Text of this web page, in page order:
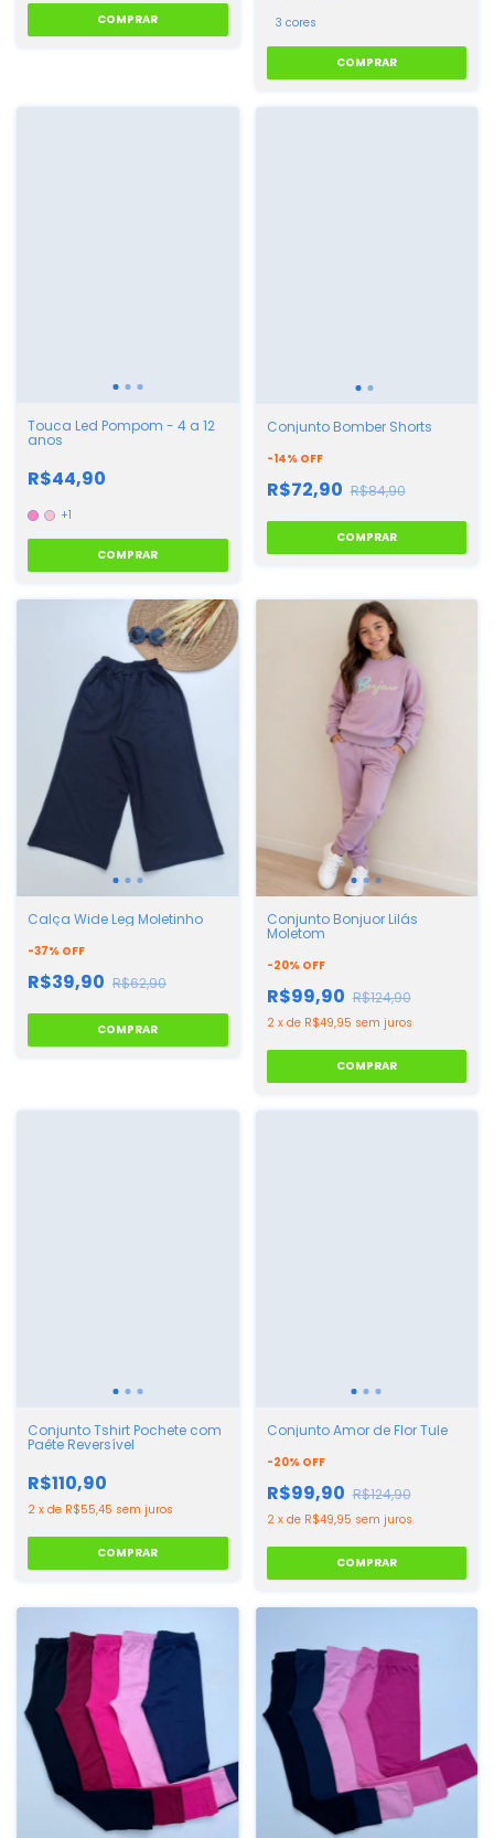
COMPRAR 3 cores
COMPRAR
Touca Led Pompom - 4 a 12
anos
R$44,90
+1
COMPRAR
Conjunto Bomber Shorts
-14% OFF
R$72,90 R$84,90
COMPRAR
Calça Wide Leg Moletinho
-37% OFF
R$39,90 R$62,90
COMPRAR
Conjunto Bonjuor Lilás
Moletom
-20% OFF
R$99,90 R$124,90
2 x de R$49,95 sem juros
COMPRAR
Conjunto Tshirt Pochete com
Paête Reversível
R$110,90
2 x de R$55,45 sem juros
COMPRAR
Conjunto Amor de Flor Tule
-20% OFF
R$99,90 R$124,90
2 x de R$49,95 sem juros
COMPRAR